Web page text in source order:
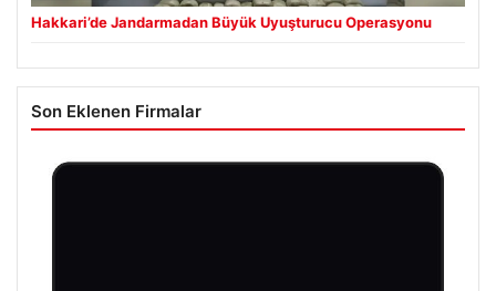
Hakkari’de Jandarmadan Büyük Uyuşturucu Operasyonu
Son Eklenen Firmalar